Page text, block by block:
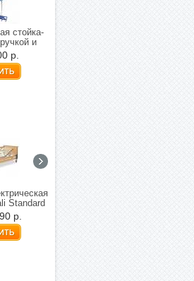
стойка-
и
150
р.
Standard
р.